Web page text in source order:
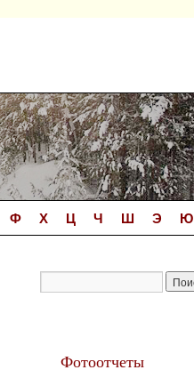
Ф Х Ц Ч Ш Э Ю
Фотоотчеты